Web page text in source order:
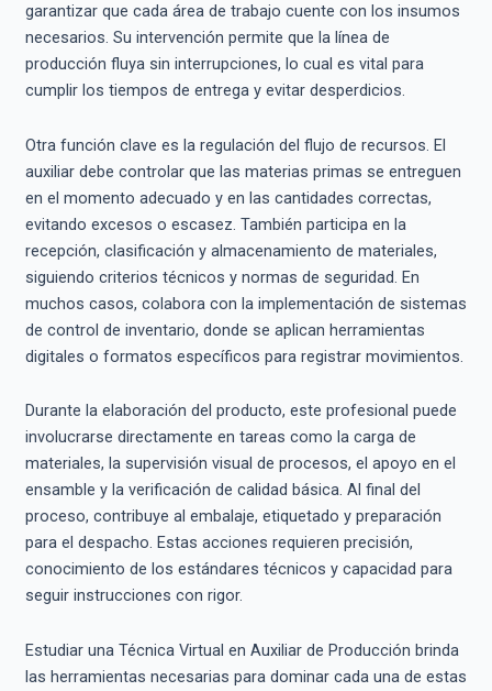
garantizar que cada área de trabajo cuente con los insumos
necesarios. Su intervención permite que la línea de
producción fluya sin interrupciones, lo cual es vital para
cumplir los tiempos de entrega y evitar desperdicios.
Otra función clave es la regulación del flujo de recursos. El
auxiliar debe controlar que las materias primas se entreguen
en el momento adecuado y en las cantidades correctas,
evitando excesos o escasez. También participa en la
recepción, clasificación y almacenamiento de materiales,
siguiendo criterios técnicos y normas de seguridad. En
muchos casos, colabora con la implementación de sistemas
de control de inventario, donde se aplican herramientas
digitales o formatos específicos para registrar movimientos.
Durante la elaboración del producto, este profesional puede
involucrarse directamente en tareas como la carga de
materiales, la supervisión visual de procesos, el apoyo en el
ensamble y la verificación de calidad básica. Al final del
proceso, contribuye al embalaje, etiquetado y preparación
para el despacho. Estas acciones requieren precisión,
conocimiento de los estándares técnicos y capacidad para
seguir instrucciones con rigor.
Estudiar una Técnica Virtual en Auxiliar de Producción brinda
las herramientas necesarias para dominar cada una de estas